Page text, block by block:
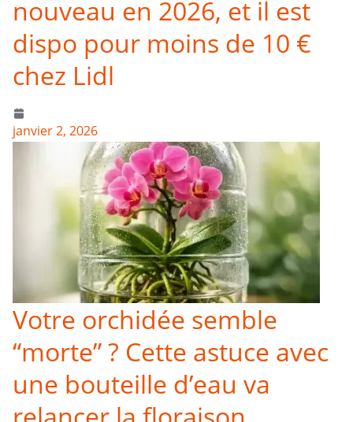
nouveau en 2026, et il est
dispo pour moins de 10 €
chez Lidl
janvier 2, 2026
Votre orchidée semble
“morte” ? Cette astuce avec
une bouteille d’eau va